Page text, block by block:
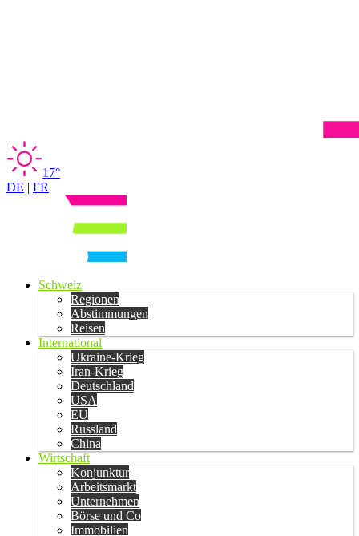
17°
DE | FR
Schweiz
Regionen
Abstimmungen
Reisen
International
Ukraine-Krieg
Iran-Krieg
Deutschland
USA
EU
Russland
China
Wirtschaft
Konjunktur
Arbeitsmarkt
Unternehmen
Börse und Co
Immobilien